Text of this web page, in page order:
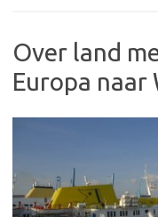
Over land
Europa naar